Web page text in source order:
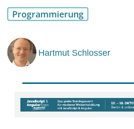
Programmierung
Hartmut Schlosser